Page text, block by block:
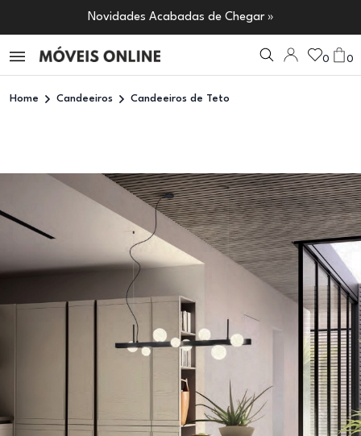
Novidades Acabadas de Chegar »
0 0
Home Candeeiros Candeeiros de Teto